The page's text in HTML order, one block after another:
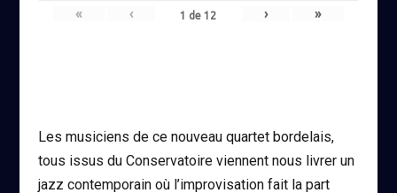
« ‹ 1 de12 › »
Les musiciens de ce nouveau quartet bordelais,
tous issus du Conservatoire viennent nous livrer un
jazz contemporain où l’improvisation fait la part